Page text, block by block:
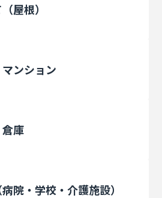
屋根）
ンション
庫
院・学校・介護施設）